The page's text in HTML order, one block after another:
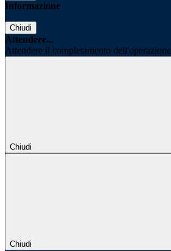
Informazione
Chiudi
Attendere...
Attendere il completamento
Chiudi
Chiudi